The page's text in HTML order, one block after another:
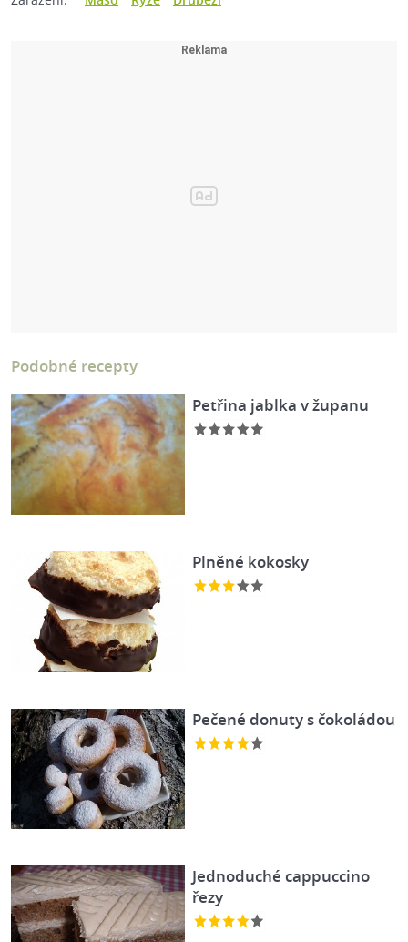
Podobné recepty
Petřina jablka v županu
Plněné kokosky
Pečené donuty s čokoládou
Jednoduché cappuccino
řezy